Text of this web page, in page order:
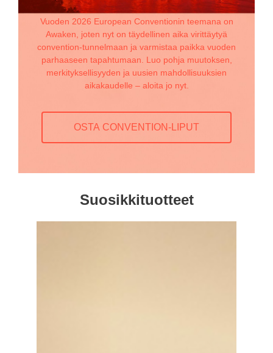
Vuoden 2026 European Conventionin teemana on
Awaken, joten nyt on täydellinen aika virittäytyä
convention-tunnelmaan ja varmistaa paikka vuoden
parhaaseen tapahtumaan. Luo pohja muutoksen,
merkityksellisyyden ja uusien mahdollisuuksien
aikakaudelle – aloita jo nyt.
OSTA CONVENTION-LIPUT
Suosikkituotteet